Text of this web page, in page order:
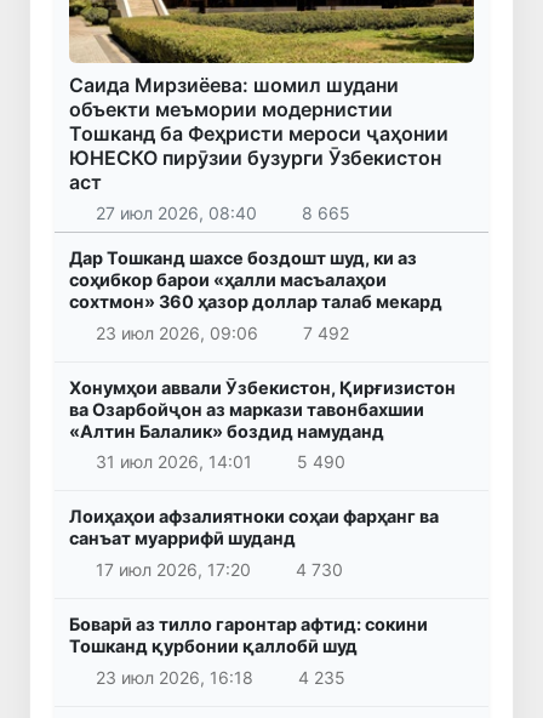
Саида Мирзиёева: шомил шудани
объекти меъмории модернистии
Тошканд ба Феҳристи мероси ҷаҳонии
ЮНЕСКО пирӯзии бузурги Ӯзбекистон
аст
27 июл 2026, 08:40 8 665
Дар Тошканд шахсе боздошт шуд, ки аз
соҳибкор барои «ҳалли масъалаҳои
сохтмон» 360 ҳазор доллар талаб мекард
23 июл 2026, 09:06
7 492
Хонумҳои аввали Ӯзбекистон, Қирғизистон
ва Озарбойҷон аз маркази тавонбахшии
«Алтин Балалик» боздид намуданд
31 июл 2026, 14:01
5 490
Лоиҳаҳои афзалиятноки соҳаи фарҳанг ва
санъат муаррифӣ шуданд
17 июл 2026, 17:20
4 730
Боварӣ аз тилло гаронтар афтид: сокини
Тошканд қурбонии қаллобӣ шуд
23 июл 2026, 16:18
4 235